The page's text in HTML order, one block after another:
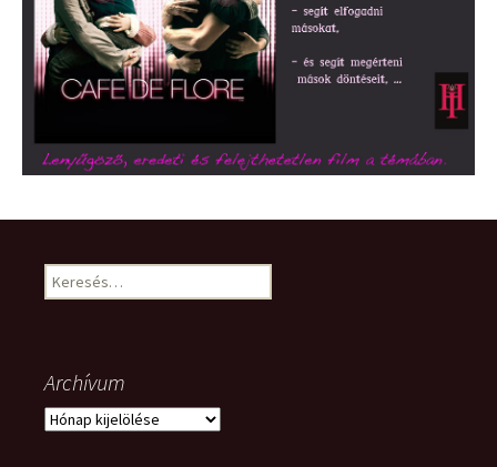
Keresés:
Archívum
Archívum